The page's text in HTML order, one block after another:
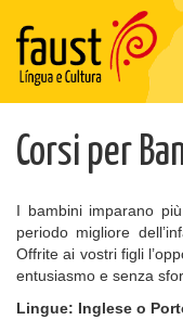
Corsi per
I bambini imparano
periodo migliore
Offrite ai vostri figli
entusiasmo e senza
Lingue: Inglese o